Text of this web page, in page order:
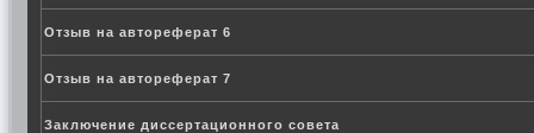
Отзыв на автореферат 6
Отзыв на автореферат 7
Заключение диссертационного совета